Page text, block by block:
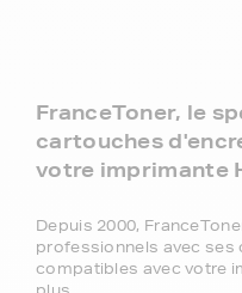
FranceToner, le
cartouches
votre imprimante
Depuis 2000,
professionnels avec ses
compatibles avec votre